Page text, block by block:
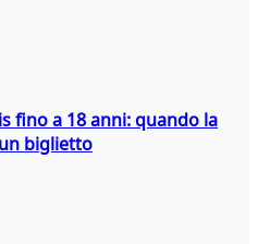
fino a 18 anni: quando la
biglietto